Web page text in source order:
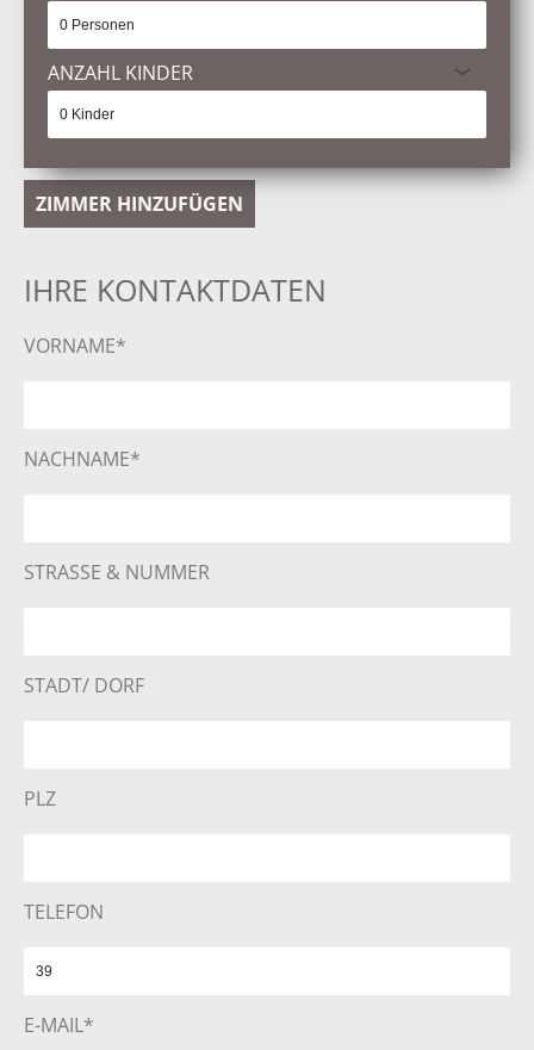
ANZAHL KINDER
ZIMMER HINZUFÜGEN
IHRE KONTAKTDATEN
VORNAME*
NACHNAME*
STRASSE & NUMMER
STADT/ DORF
PLZ
TELEFON
E-MAIL*